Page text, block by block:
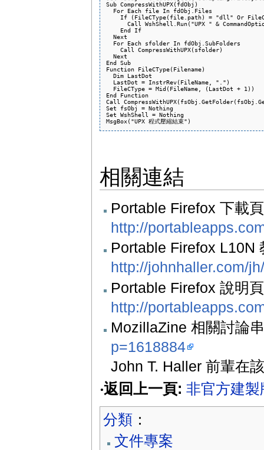
Sub CompressWithUPX(fdObj)
  For Each file In fdObj.Files
If (FileCType(file.path) = "dll" Or
Call WshShell.Run("UPX " &
    End If
  Next
  For Each sfolder In fdObj.SubFolders
    Call CompressWithUPX(sfolder)
  Next
End Sub
Function FileCType(Filename)
  Dim LastDot
  LastDot = InstrRev(FileName, ".")
  FileCType = Mid(FileName, (LastDot + 1))
End Function
Call
Set fsObj = Nothing
Set WshShell = Nothing
相關連結
Portable Firefox 下載
http://
Portable Firefox L10N
http://johnhaller.com/
Portable Firefox 說明
http://
MozillaZine 相關討論
p=1618884
John T. Haller 前輩在
‧返回上一頁: 非官方建製
分類 ：
文件專案